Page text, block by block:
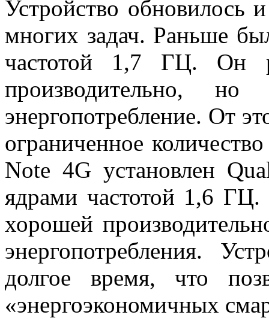
Устройство обновилось
многих задач. Раньше
частотой 1,7 ГЦ. Он
производительно,
энергопотребление. От
ограниченное
Note 4G установлен
ядрами частотой 1,6 ГЦ.
хорошей
энергопотребления.
долгое время, что
«энергоэкономичных